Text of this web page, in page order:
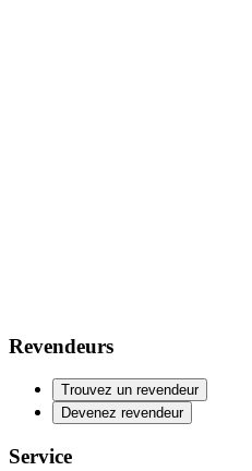
Revendeurs
Trouvez un revendeur
Devenez revendeur
Service